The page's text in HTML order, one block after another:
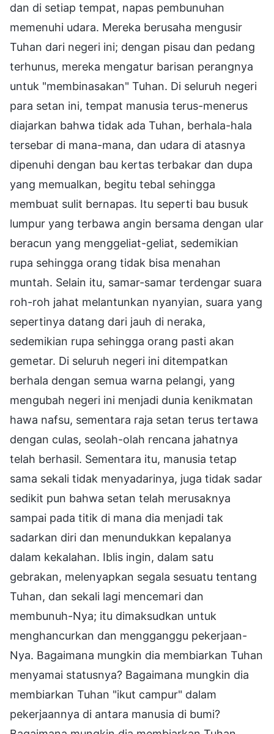
dan di setiap tempat, napas pembunuhan
memenuhi udara. Mereka berusaha mengusir
Tuhan dari negeri ini; dengan pisau dan pedang
terhunus, mereka mengatur barisan perangnya
untuk "membinasakan" Tuhan. Di seluruh negeri
para setan ini, tempat manusia terus-menerus
diajarkan bahwa tidak ada Tuhan, berhala-hala
tersebar di mana-mana, dan udara di atasnya
dipenuhi dengan bau kertas terbakar dan dupa
yang memualkan, begitu tebal sehingga
membuat sulit bernapas. Itu seperti bau busuk
lumpur yang terbawa angin bersama dengan ular
beracun yang menggeliat-geliat, sedemikian
rupa sehingga orang tidak bisa menahan
muntah. Selain itu, samar-samar terdengar suara
roh-roh jahat melantunkan nyanyian, suara yang
sepertinya datang dari jauh di neraka,
sedemikian rupa sehingga orang pasti akan
gemetar. Di seluruh negeri ini ditempatkan
berhala dengan semua warna pelangi, yang
mengubah negeri ini menjadi dunia kenikmatan
hawa nafsu, sementara raja setan terus tertawa
dengan culas, seolah-olah rencana jahatnya
telah berhasil. Sementara itu, manusia tetap
sama sekali tidak menyadarinya, juga tidak sadar
sedikit pun bahwa setan telah merusaknya
sampai pada titik di mana dia menjadi tak
sadarkan diri dan menundukkan kepalanya
dalam kekalahan. Iblis ingin, dalam satu
gebrakan, melenyapkan segala sesuatu tentang
Tuhan, dan sekali lagi mencemari dan
membunuh-Nya; itu dimaksudkan untuk
menghancurkan dan mengganggu pekerjaan-
Nya. Bagaimana mungkin dia membiarkan Tuhan
menyamai statusnya? Bagaimana mungkin dia
membiarkan Tuhan "ikut campur" dalam
pekerjaannya di antara manusia di bumi?